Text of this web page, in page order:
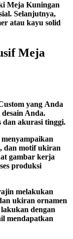
Meja Kuningan
Selanjutnya,
atau kayu solid
Meja
yang Anda
desain Anda.
dan akurasi tinggi.
menyampaikan
dan motifukiran
gambar kerja
produksi
melakukan
ukiran ornamen
lakukan dengan
mendapatkan